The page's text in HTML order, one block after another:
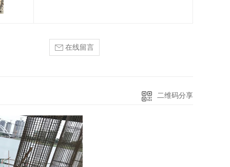
在线留言
二维码分享